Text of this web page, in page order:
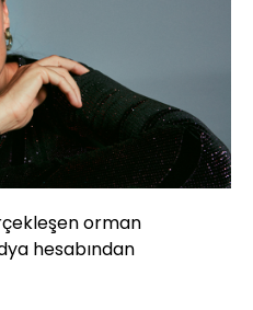
orman
hesabından